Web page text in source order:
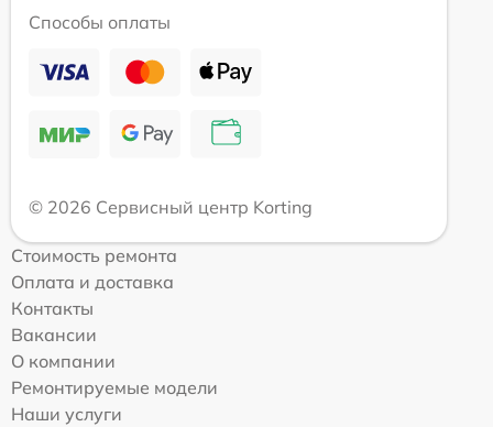
Способы оплаты
© 2026 Сервисный центр Korting
Стоимость ремонта
Оплата и доставка
Контакты
Вакансии
О компании
Ремонтируемые модели
Наши услуги